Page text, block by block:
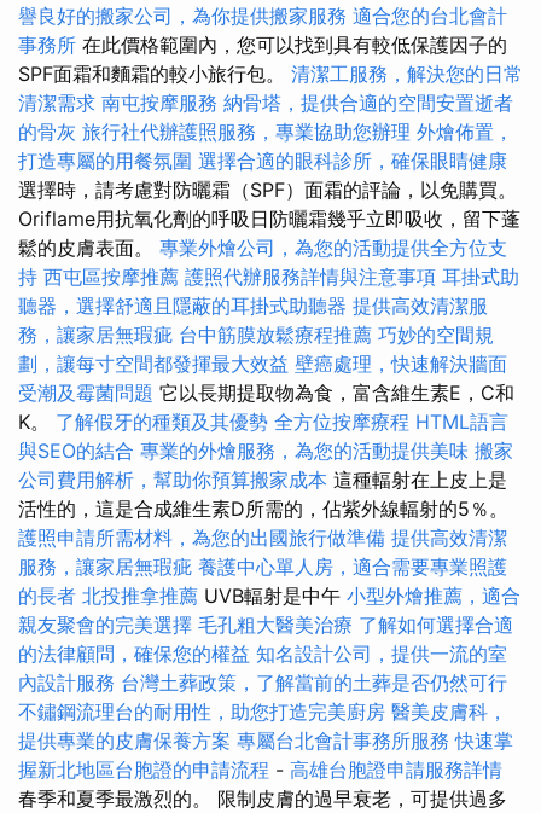
譽良好的搬家公司，為你提供搬家服務 適合您的台北會計
事務所 在此價格範圍內，您可以找到具有較低保護因子的
SPF面霜和麵霜的較小旅行包。 清潔工服務，解決您的日常
清潔需求 南屯按摩服務 納骨塔，提供合適的空間安置逝者
的骨灰 旅行社代辦護照服務，專業協助您辦理 外燴佈置，
打造專屬的用餐氛圍 選擇合適的眼科診所，確保眼睛健康
選擇時，請考慮對防曬霜（SPF）面霜的評論，以免購買。
Oriflame用抗氧化劑的呼吸日防曬霜幾乎立即吸收，留下蓬
鬆的皮膚表面。 專業外燴公司，為您的活動提供全方位支
持 西屯區按摩推薦 護照代辦服務詳情與注意事項 耳掛式助
聽器，選擇舒適且隱蔽的耳掛式助聽器 提供高效清潔服
務，讓家居無瑕疵 台中筋膜放鬆療程推薦 巧妙的空間規
劃，讓每寸空間都發揮最大效益 壁癌處理，快速解決牆面
受潮及霉菌問題 它以長期提取物為食，富含維生素E，C和
K。 了解假牙的種類及其優勢 全方位按摩療程 HTML語言
與SEO的結合 專業的外燴服務，為您的活動提供美味 搬家
公司費用解析，幫助你預算搬家成本 這種輻射在上皮上是
活性的，這是合成維生素D所需的，佔紫外線輻射的5％。
護照申請所需材料，為您的出國旅行做準備 提供高效清潔
服務，讓家居無瑕疵 養護中心單人房，適合需要專業照護
的長者 北投推拿推薦 UVB輻射是中午 小型外燴推薦，適合
親友聚會的完美選擇 毛孔粗大醫美治療 了解如何選擇合適
的法律顧問，確保您的權益 知名設計公司，提供一流的室
內設計服務 台灣土葬政策，了解當前的土葬是否仍然可行
不鏽鋼流理台的耐用性，助您打造完美廚房 醫美皮膚科，
提供專業的皮膚保養方案 專屬台北會計事務所服務 快速掌
握新北地區台胞證的申請流程 - 高雄台胞證申請服務詳情
春季和夏季最激烈的。 限制皮膚的過早衰老，可提供過多